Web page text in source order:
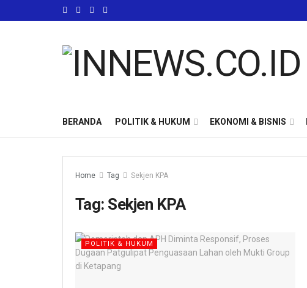
BERANDA POLITIK & HUKUM EKONOMI & BISNIS
Home Tag Sekjen KPA
Tag: Sekjen KPA
POLITIK & HUKUM